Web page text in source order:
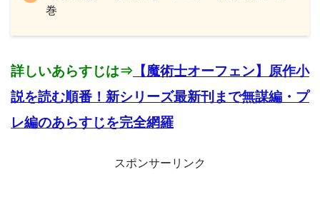
巻
詳しいあらすじは⇒ 【魔術士オーフェン】原作小
説を読む順番！新シリーズ最新刊まで無謀編・プ
レ編のあらすじを完全網羅
スポンサーリンク